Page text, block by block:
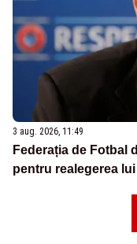
3 aug. 2026, 11:49
Federația de Fotbal
pentru realegerea